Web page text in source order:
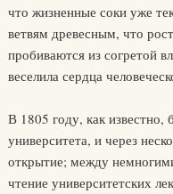
что жизненные соки уже
ветвям древесным, что
пробиваются из согретой
веселила сердца
В 1805 году, как известно,
университета, и через
открытие; между
чтение университетских